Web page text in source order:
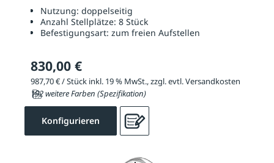
Nutzung: doppelseitig
Anzahl Stellplätze: 8 Stück
Befestigungsart: zum freien Aufstellen
830,00 €
987,70 € / Stück inkl. 19 % MwSt., zzgl. evtl. Versandkosten
192 weitere Farben (Spezifikation)
Konfigurieren